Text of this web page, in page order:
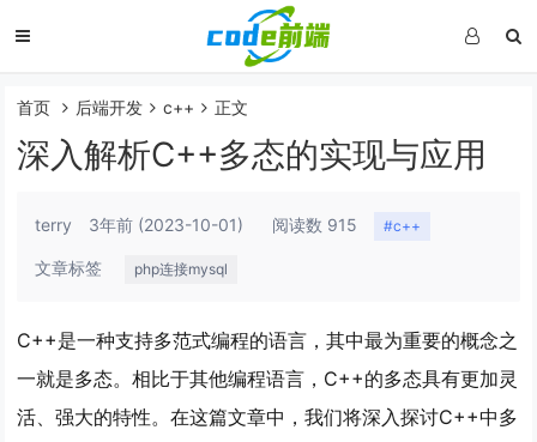
首页 后端开发 c++ 正文
深入解析C++多态的实现与应用
terry 3年前 (2023-10-01) 阅读数 915 #c++
文章标签 php连接mysql
C++是一种支持多范式编程的语言，其中最为重要的概念之
一就是多态。相比于其他编程语言，C++的多态具有更加灵
活、强大的特性。在这篇文章中，我们将深入探讨C++中多